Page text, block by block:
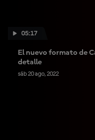
05:17
El nuevo formato de
detalle
sáb 20 ago, 2022